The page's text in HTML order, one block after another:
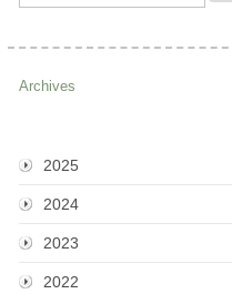
Archives
2025
2024
2023
2022